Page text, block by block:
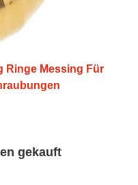
Ringe Messing Für
gekauft